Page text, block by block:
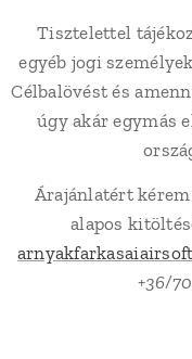
Tisztelettel
egyéb jogi
Célbalövést és
úgy akár egymás
Árajánlatért
alapos
+36/